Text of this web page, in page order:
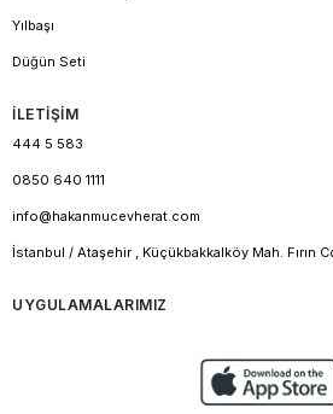
Yılbaşı
Düğün Seti
İLETİŞİM
444 5 583
0850 640 1111
info@hakanmucevherat.com
İstanbul / Ataşehir , Küçükbakkalköy Mah. Fırın
UYGULAMALARIMIZ